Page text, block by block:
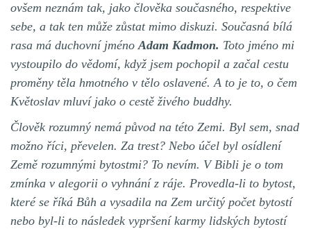
ovšem neznám tak, jako člověka současného, respektive
sebe, a tak ten může zůstat mimo diskuzi. Současná bílá
rasa má duchovní jménoAdam Kadmon. Toto jméno mi
vystoupilo do vědomí, když jsem pochopil a začal cestu
proměny těla hmotného v tělo oslavené. A to je to, o čem
Květoslav mluví jako o cestě živého buddhy.
Člověk rozumný nemá původ na této Zemi. Byl sem, snad
možno říci, převelen. Za trest? Nebo účel byl osídlení
Země rozumnými bytostmi? To nevím. V Bibli je o tom
zmínka v alegorii o vyhnání z ráje. Provedla-li to bytost,
které se říká Bůh a vysadila na Zem určitý počet bytostí
nebo byl-li to následek vypršení karmy lidských bytostí